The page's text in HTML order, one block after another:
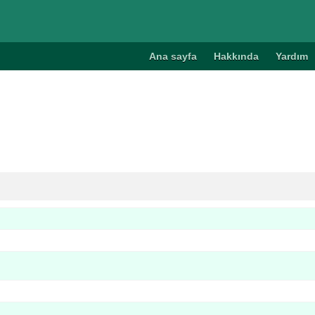
Ana sayfa Hakkında Yardım